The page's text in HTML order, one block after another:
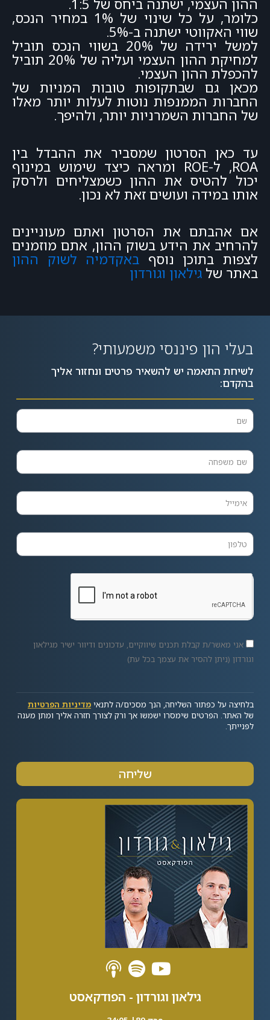
ההון העצמי, ישתנה ביחס של 1:5.
כלומר, על כל שינוי של 1% במחיר הנכס,
שווי האקווטי ישתנה ב-5%.
למשל ירידה של 20% בשווי הנכס תוביל
למחיקת ההון העצמי ועליה של 20% תוביל
להכפלת ההון העצמי.
מכאן גם שבתקופות טובות המניות של
החברות הממנפות נוטות לעלות יותר מאלו
של החברות השמרניות יותר, ולהיפך.
עד כאן הסרטון שמסביר את ההבדל בין
ROA, ל-ROE ומראה כיצד שימוש במינוף
יכול להטיס את ההון כשמצליחים ולרסק
אותו במידה ועושים זאת לא נכון.
אם אהבתם את הסרטון ואתם מעוניינים
להרחיב את הידע בשוק ההון, אתם מוזמנים
לצפות בתוכן נוסף באקדמיה לשוק ההון
באתר של גילאון וגורדון
בעלי הון פיננסי משמעותי?
לשיחת התאמה יש להשאיר פרטים ונחזור אליך
בהקדם:
אני מאשר/ת קבלת תכנים שיווקיים, עדכונים ודיוור ישיר מגילאון
וגורדון (ניתן להסיר את עצמך בכל עת)
בלחיצה על כפתור השליחה, הנך מסכים/ה לתנאי מדיניות הפרטיות
של האתר. הפרטים שימסרו ישמשו אך ורק לצורך חזרה אליך ומתן מענה
לפנייתך.
שליחה
גילאון וגורדון - הפודקאסט